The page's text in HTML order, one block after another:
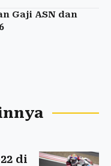
Gaji ASN dan
di